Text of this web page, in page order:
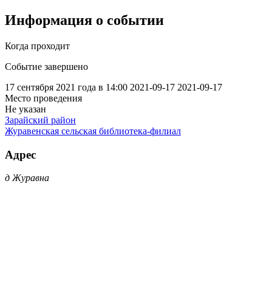
Информация о событии
Когда проходит
Событие завершено
17 сентября 2021 года в 14:00 2021-09-17 2021-09-17
Место проведения
Не указан
Зарайский район
Журавенская сельская библиотека-филиал
Адрес
д Журавна